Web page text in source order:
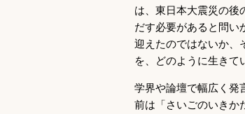
は、東日本大震災の後
だす必要があると問い
迎えたのではないか、
を、どのように生きて
学界や論壇で幅広く発
前は「さいごのいきか